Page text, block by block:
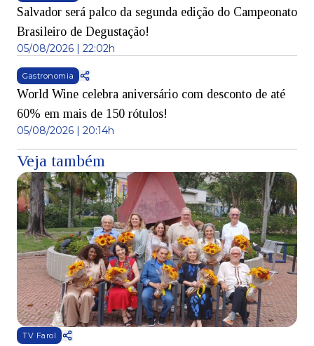
Salvador será palco da segunda edição do Campeonato
Brasileiro de Degustação!
05/08/2026 | 22:02h
Gastronomia
World Wine celebra aniversário com desconto de até
60% em mais de 150 rótulos!
05/08/2026 | 20:14h
Veja também
TV Farol